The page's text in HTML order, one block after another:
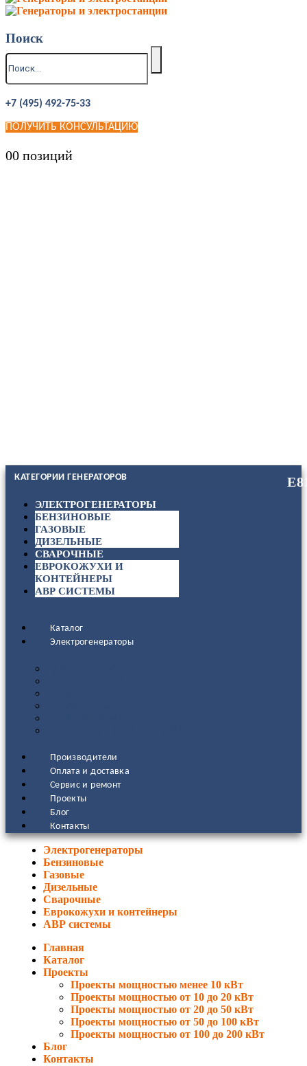
Поиск
+7 (495) 492-75-33
ПОЛУЧИТЬ КОНСУЛЬТАЦИЮ
00 позиций
КАТЕГОРИИ ГЕНЕРАТОРОВ
ЭЛЕКТРОГЕНЕРАТОРЫ
БЕНЗИНОВЫЕ
ГАЗОВЫЕ
ДИЗЕЛЬНЫЕ
СВАРОЧНЫЕ
ЕВРОКОЖУХИ И
КОНТЕЙНЕРЫ
АВР СИСТЕМЫ
Каталог
Электрогенераторы
Производители
Оплата и доставка
Сервис и ремонт
Проекты
Блог
Контакты
Электрогенераторы
Бензиновые
Газовые
Дизельные
Сварочные
Еврокожухи и контейнеры
АВР системы
Главная
Каталог
Проекты
Проекты мощностью менее 10 кВт
Проекты мощностью от 10 до 20 кВт
Проекты мощностью от 20 до 50 кВт
Проекты мощностью от 50 до 100 кВт
Проекты мощностью от 100 до 200 кВт
Блог
Контакты